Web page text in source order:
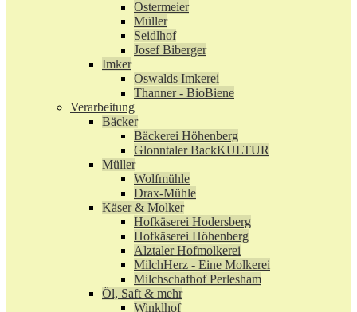
Ostermeier
Müller
Seidlhof
Josef Biberger
Imker
Oswalds Imkerei
Thanner - BioBiene
Verarbeitung
Bäcker
Bäckerei Höhenberg
Glonntaler BackKULTUR
Müller
Wolfmühle
Drax-Mühle
Käser & Molker
Hofkäserei Hodersberg
Hofkäserei Höhenberg
Alztaler Hofmolkerei
MilchHerz - Eine Molkerei
Milchschafhof Perlesham
Öl, Saft & mehr
Winklhof